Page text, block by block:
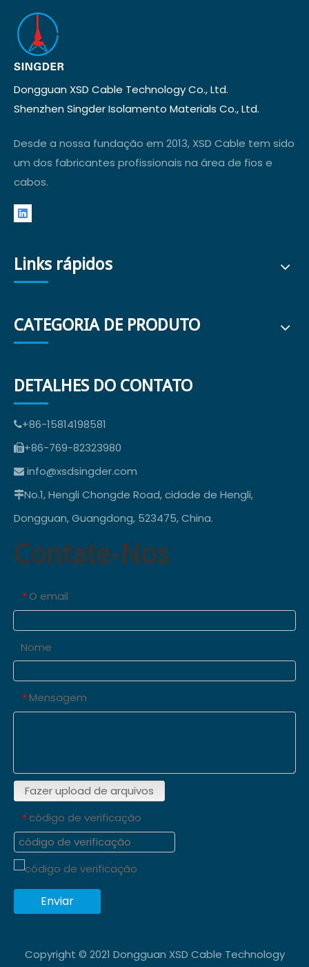
Dongguan XSD Cable Technology Co., Ltd.
Shenzhen Singder Isolamento Materials Co., Ltd.
Desde a nossa fundação em 2013, XSD Cable tem sido
um dos fabricantes profissionais na área de fios e
cabos.
Links rápidos
CATEGORIA DE PRODUTO
DETALHES DO CONTATO
+86-15814198581
+86-769-82323980
 info@xsdsingder.com
No.1, Hengli Chongde Road, cidade de Hengli,
Dongguan, Guangdong, 523475, China.
Contate-Nos
* O email
Nome
* Mensagem
Fazer upload de arquivos
* código de verificação
Enviar
Copyright © 2021 Dongguan XSD Cable Technology